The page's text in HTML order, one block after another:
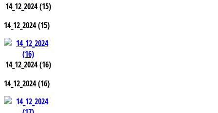
14_12_2024 (15)
14_12_2024 (15)
14_12_2024 (16)
14_12_2024 (16)